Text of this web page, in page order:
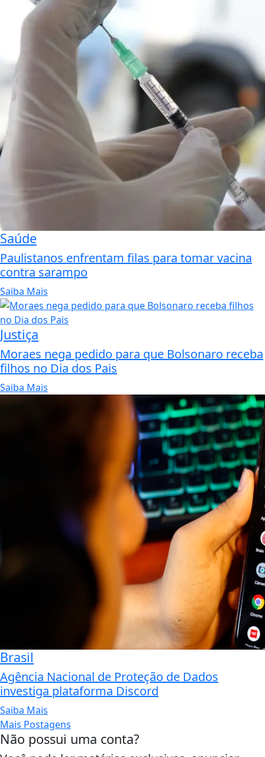
Saúde
Paulistanos enfrentam filas para tomar vacina
contra sarampo
Saiba Mais
Justiça
Moraes nega pedido para que Bolsonaro receba
filhos no Dia dos Pais
Saiba Mais
Brasil
Agência Nacional de Proteção de Dados
investiga plataforma Discord
Saiba Mais
Mais Postagens
Não possui uma conta?